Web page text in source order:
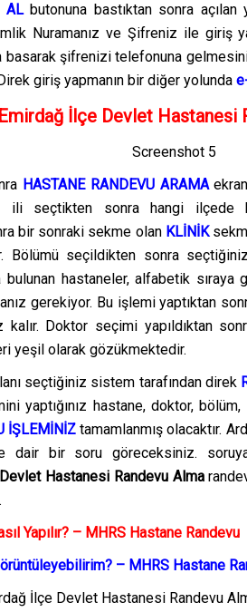
ALbutonuna bastıktan sonra açılan
Nuramanız ve Şifreniz ile giriş
basarak şifrenizi telefonuna
giriş yapmanın bir diğer yolunda
İlçe Devlet Hastanesi
HASTANE RANDEVU ARAMA
ili seçtikten sonra hangi ilçede
bir sonraki sekme olan KLİNİK
Bölümü seçildikten sonra
bulunan hastaneler, alfabetik
gerekiyor. Bu işlemi yaptıktan
Doktor seçimi yapıldıktan
yeşil olarak gözükmektedir.
seçtiğiniz sistem tarafından direk
yaptığınız hastane, doktor,
İŞLEMİNİZtamamlanmış olacaktır.
dair bir soru göreceksiniz. soruya
Hastanesi Randevu Alma
Yapılır? – MHRS Hastane Randevu
– MHRS Hastane